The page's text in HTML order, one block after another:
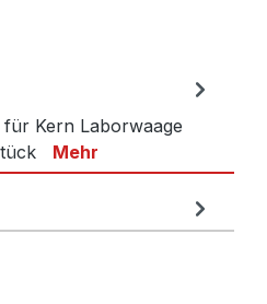
Kern Laborwaage
Mehr